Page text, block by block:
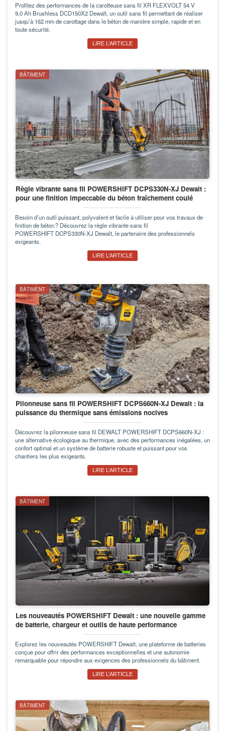
Profitez des performances de la carotteuse sans fil XR FLEXVOLT 54 V
9,0 Ah Brushless DCD150X2 Dewalt, un outil sans fil permettant de réaliser
jusqu’à 162 mm de carottage dans le béton de manière simple, rapide et en
toute sécurité.
LIRE L’ARTICLE
BÂTIMENT
Règle vibrante sans fil POWERSHIFT DCPS330N-XJ Dewalt :
pour une finition impeccable du béton fraîchement coulé
Besoin d’un outil puissant, polyvalent et facile à utiliser pour vos travaux de
finition de béton ? Découvrez la règle vibrante sans fil
POWERSHIFT DCPS330N-XJ Dewalt, le partenaire des professionnels
exigeants.
LIRE L’ARTICLE
BÂTIMENT
Pilonneuse sans fil POWERSHIFT DCPS660N-XJ Dewalt : la
puissance du thermique sans émissions nocives
Découvrez la pilonneuse sans fil DEWALT POWERSHIFT DCPS660N-XJ :
une alternative écologique au thermique, avec des performances inégalées, un
confort optimal et un système de batterie robuste et puissant pour vos
chantiers les plus exigeants.
LIRE L’ARTICLE
BÂTIMENT
Les nouveautés POWERSHIFT Dewalt : une nouvelle gamme
de batterie, chargeur et outils de haute performance
Explorez les nouveautés POWERSHIFT Dewalt, une plateforme de batteries
conçue pour offrir des performances exceptionnelles et une autonomie
remarquable pour répondre aux exigences des professionnels du bâtiment.
LIRE L’ARTICLE
BÂTIMENT